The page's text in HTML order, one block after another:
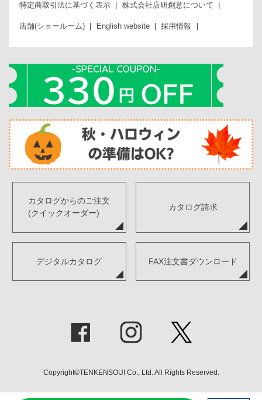
特定商取引法に基づく表示 株式会社店研創意について
店舗(ショールーム) English website 採用情報
カタログからのご注文
(クイックオーダー)
カタログ請求
デジタルカタログ FAX注文書ダウンロード
Copyright©TENKENSOUI Co., Ltd. All Rights Reserved.